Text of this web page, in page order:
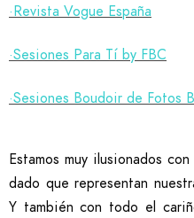
·Revista Vogue España
·Sesiones Para Tí by FBC
·Sesiones Boudoir de Fotos
Estamos muy ilusionados
dado que representan
Y también con todo el